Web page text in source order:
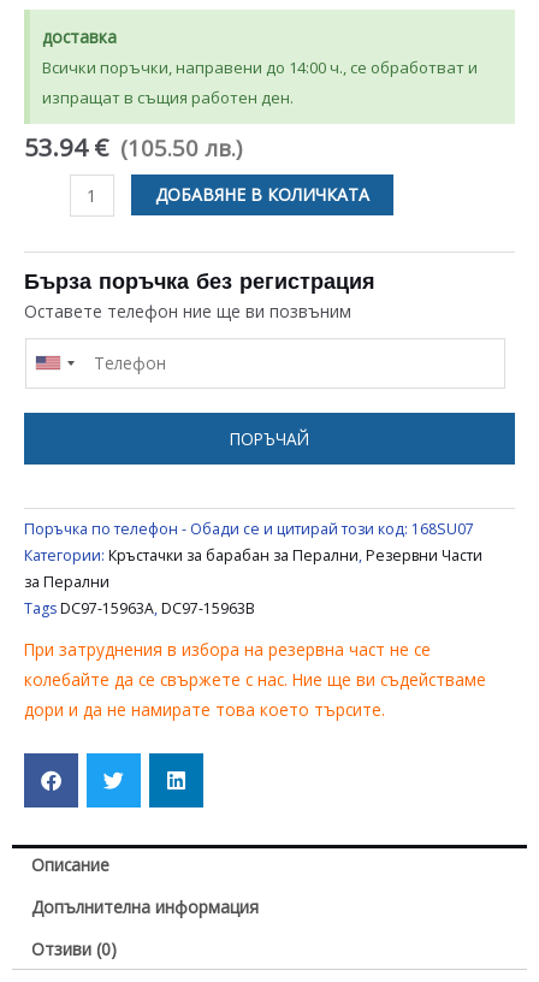
доставка
Всички поръчки, направени до 14:00 ч., се обработват и
изпращат в същия работен ден.
53.94 € (105.50 лв.)
количество
КРЪСТАЧКА
ЗА
БАРАБАН
ЗА
ПЕРАЛНЯ
15963A,
15963B
ДОБАВЯНЕ В КОЛИЧКАТА
Бърза поръчка без регистрация
Оставете телефон ние ще ви позвъним
ПОРЪЧАЙ
Поръчка по телефон - Обади се и цитирай този код: 168SU07
Категории: Кръстачки за барабан за Перални,Резервни Части
за Перални
TagsDC97-15963A,DC97-15963B
При затруднения в избора на резервна част не се
колебайте да се свържете с нас. Ние ще ви съдействаме
дори и да не намирате това което търсите.
Описание
Допълнителна информация
Отзиви (0)